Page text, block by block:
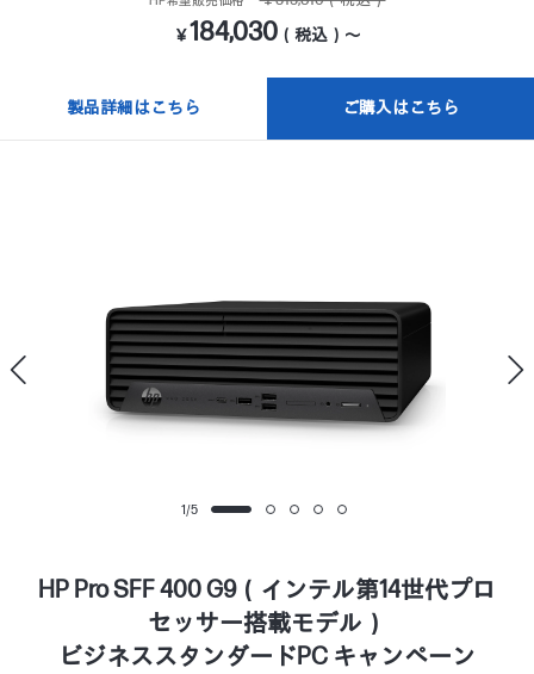
￥184,030 （税込）～
製品詳細はこちら ご購入はこちら
1/5
HP Pro SFF 400 G9（インテル第14世代プロ
セッサー搭載モデル）
ビジネススタンダードPC キャンペーン